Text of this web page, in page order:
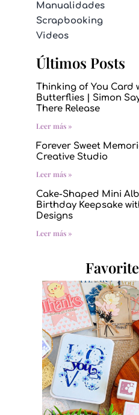
Manualidades
Scrapbooking
Videos
Últimos Posts
Thinking of You Card
Butterflies | Simon
There Release
Leer más »
Forever Sweet
Creative Studio
Leer más »
Cake-Shaped Mini
Birthday Keepsake
Designs
Leer más »